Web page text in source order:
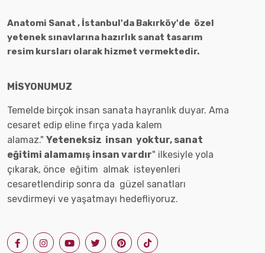
Anatomi Sanat , İstanbul'da Bakırköy'de özel
yetenek sınavlarına hazırlık sanat tasarım
resim kursları olarak hizmet vermektedir.
MİSYONUMUZ
Temelde birçok insan sanata hayranlık duyar. Ama
cesaret edip eline fırça yada kalem
alamaz." Yeteneksiz insan yoktur, sanat
eğitimi alamamış insan vardır" ilkesiyle yola
çıkarak, önce eğitim almak isteyenleri
cesaretlendirip sonra da güzel sanatları
sevdirmeyi ve yaşatmayı hedefliyoruz.